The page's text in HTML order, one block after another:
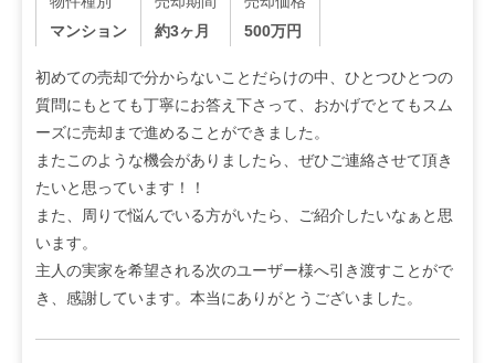
マンション
約3ヶ月
500万円
初めての売却で分からないことだらけの中、ひとつひとつの
質問にもとても丁寧にお答え下さって、おかげでとてもスム
ーズに売却まで進めることができました。
またこのような機会がありましたら、ぜひご連絡させて頂き
たいと思っています！！
また、周りで悩んでいる方がいたら、ご紹介したいなぁと思
います。
主人の実家を希望される次のユーザー様へ引き渡すことがで
き、感謝しています。本当にありがとうございました。